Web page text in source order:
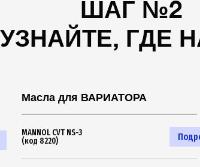
ШАГ №2
УЗНАЙТЕ, ГДЕ
Масла для ВАРИАТОРА
MANNOL CVT NS-3
(код 8220)